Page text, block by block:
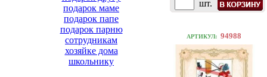
подарок маме
подарок папе
подарок парню
сотрудникам
хозяйке дома
школьнику
шт.
АРТИКУЛ: 94988